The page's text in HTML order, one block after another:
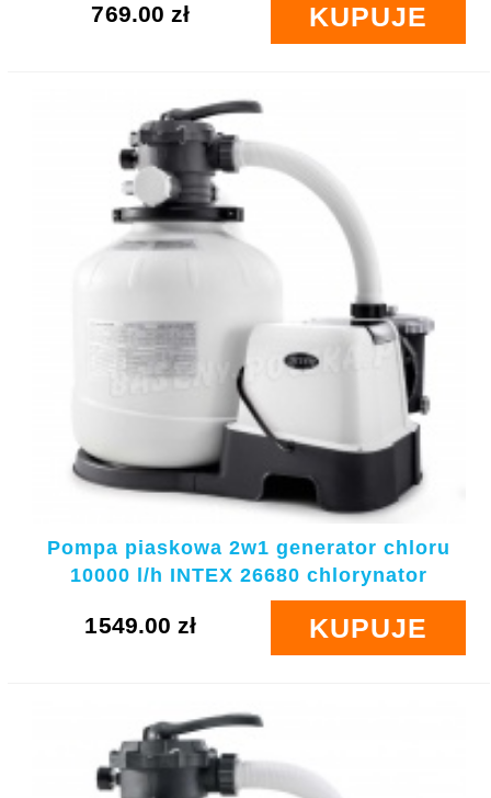
KUPUJE
769.00 zł
Pompa piaskowa 2w1 generator chloru
10000 l/h INTEX 26680 chlorynator
KUPUJE
1549.00 zł